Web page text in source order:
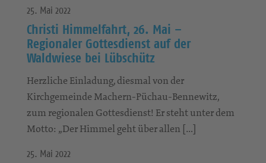
25. Mai 2022
Christi Himmelfahrt, 26. Mai –
Regionaler Gottesdienst auf der
Waldwiese bei Lübschütz
Herzliche Einladung, diesmal von der
Kirchgemeinde Machern-Püchau-Bennewitz,
zum regionalen Gottesdienst! Er steht unter dem
Motto: „Der Himmel geht über allen […]
25. Mai 2022